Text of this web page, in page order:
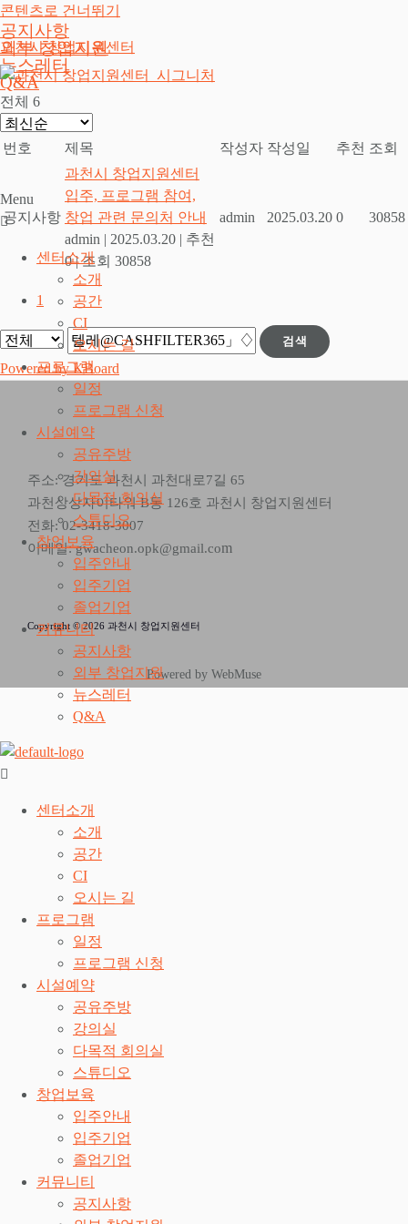
콘텐츠로 건너뛰기
과천시 창업지원센터
Menu
센터소개
소개
공간
CI
오시는 길
프로그램
일정
프로그램 신청
시설예약
공유주방
강의실
다목적 회의실
스튜디오
창업보육
입주안내
입주기업
졸업기업
커뮤니티
공지사항
외부 창업지원
뉴스레터
Q&A
센터소개
소개
공간
CI
오시는 길
프로그램
일정
프로그램 신청
시설예약
공유주방
강의실
다목적 회의실
스튜디오
창업보육
입주안내
입주기업
졸업기업
커뮤니티
공지사항
공지사항
외부 창업지원
뉴스레터
Q&A
전체 6
번호 제목 작성자 작성일 추천 조회
공지사항
과천시 창업지원센터
입주, 프로그램 참여,
창업 관련 문의처 안내
admin | 2025.03.20 | 추천
0 | 조회 30858
admin 2025.03.20 0 30858
1
검색
Powered by KBoard
주소: 경기도 과천시 과천대로7길 65
과천상상자이타워 B동 126호 과천시 창업지원센터
전화: 02-3418-3007
이메일: gwacheon.opk@gmail.com
Copyright © 2026 과천시 창업지원센터
Powered by WebMuse